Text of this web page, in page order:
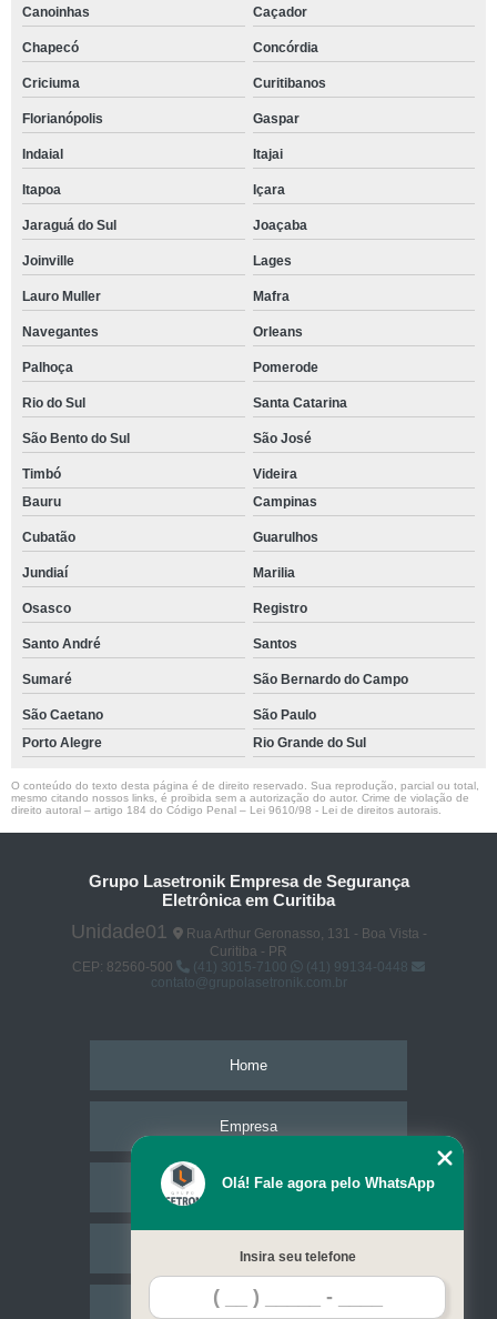
Canoinhas Caçador
Chapecó Concórdia
Criciuma Curitibanos
Florianópolis Gaspar
Indaial Itajai
Itapoa Içara
Jaraguá do Sul Joaçaba
Joinville Lages
Lauro Muller Mafra
Navegantes Orleans
Palhoça Pomerode
Rio do Sul Santa Catarina
São Bento do Sul São José
Timbó
Videira
Bauru
Campinas
Cubatão Guarulhos
Jundiaí Marilia
Osasco Registro
Santo André Santos
Sumaré São Bernardo do Campo
São Caetano
São Paulo
Porto Alegre
Rio Grande do Sul
O conteúdo do texto desta página é de direito reservado. Sua reprodução, parcial ou total,
mesmo citando nossos links, é proibida sem a autorização do autor. Crime de violação de
direito autoral – artigo 184 do Código Penal – Lei 9610/98 - Lei de direitos autorais
Grupo Lasetronik Empresa de Segurança
Eletrônica em Curitiba
Unidade01
Rua Arthur Geronasso, 131 - Boa Vista -
Curitiba - PR
CEP: 82560-500
(41) 3015-7100
(41) 99134-0448
contato@grupolasetronik.com.br
Home
Empresa
Missão
Serviços
Contato
Olá! Fale agora pelo WhatsApp
Insira seu telefone